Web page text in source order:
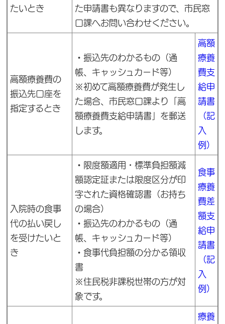
たいとき
た申請書も異なりますので、市民窓
口課へお問い合わせください。
高額療養費の
振込先口座を
指定するとき
・ 振込先のわかるもの（通
帳、キャッシュカード等）
※初めて高額療養費が発生し
た場合、市民窓口課より「高
額療養費支給申請書」を郵送
します。
高額
療養
費支
給申
請書
（記
入
例）
入院時の食事
代の払い戻し
を受けたいと
き
・ 限度額適用・標準負担額減
額認定証または限度区分が印
字された資格確認書（お持ち
の場合）
・ 振込先のわかるもの（通
帳、キャッシュカード等）
・ 食事代負担額の分かる領収
書
※住民税非課税世帯の方が対
象です。
食事
療養
費差
額支
給申
請書
（記
入
例）
療養